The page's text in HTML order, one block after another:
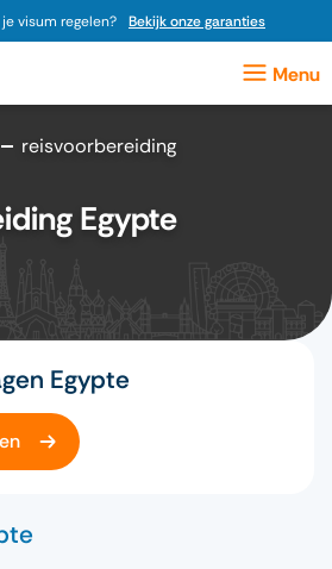
visum regelen? Bekijk onze garanties
reisvoorbereiding
Egypte
Egypte